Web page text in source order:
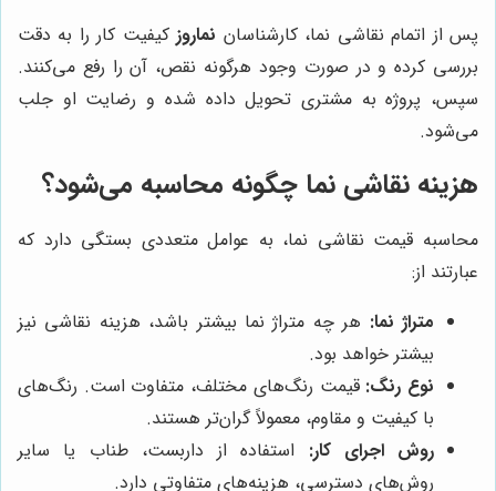
پس از اتمام نقاشی نما، کارشناسان نماروز کیفیت کار را به دقت
بررسی کرده و در صورت وجود هرگونه نقص، آن را رفع می‌کنند.
سپس، پروژه به مشتری تحویل داده شده و رضایت او جلب
می‌شود.
هزینه نقاشی نما چگونه محاسبه می‌شود؟
محاسبه قیمت نقاشی نما، به عوامل متعددی بستگی دارد که
عبارتند از:
متراژ نما: هر چه متراژ نما بیشتر باشد، هزینه نقاشی نیز
بیشتر خواهد بود.
نوع رنگ: قیمت رنگ‌های مختلف، متفاوت است. رنگ‌های
با کیفیت و مقاوم، معمولاً گران‌تر هستند.
روش اجرای کار: استفاده از داربست، طناب یا سایر
روش‌های دسترسی، هزینه‌های متفاوتی دارد.